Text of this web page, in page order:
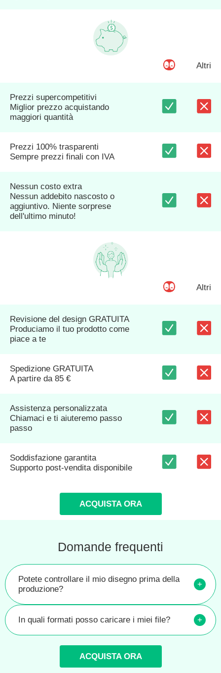
Altri
Prezzi supercompetitivi
Miglior prezzo acquistando
maggiori quantità
Prezzi 100% trasparenti
Sempre prezzi finali con IVA
Nessun costo extra
Nessun addebito nascosto o
aggiuntivo. Niente sorprese
dell'ultimo minuto!
Altri
Revisione del design GRATUITA
Produciamo il tuo prodotto come
piace a te
Spedizione GRATUITA
A partire da 85 €
Assistenza personalizzata
Chiamaci e ti aiuteremo passo
passo
Soddisfazione garantita
Supporto post-vendita disponibile
ACQUISTA ORA
Domande frequenti
Potete controllare il mio disegno prima della
produzione?
+
In quali formati posso caricare i miei file? +
ACQUISTA ORA